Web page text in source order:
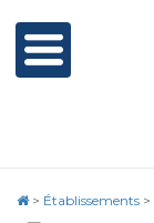
> Établissements >